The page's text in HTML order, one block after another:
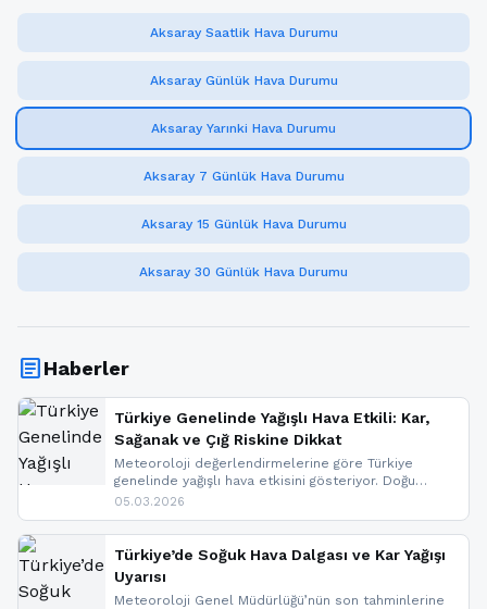
Aksaray Saatlik Hava Durumu
Aksaray Günlük Hava Durumu
Aksaray Yarınki Hava Durumu
Aksaray 7 Günlük Hava Durumu
Aksaray 15 Günlük Hava Durumu
Aksaray 30 Günlük Hava Durumu
articleHaberler
Türkiye Genelinde Yağışlı Hava Etkili: Kar,
Sağanak ve Çığ Riskine Dikkat
Meteoroloji değerlendirmelerine göre Türkiye
genelinde yağışlı hava etkisini gösteriyor. Doğu
bölgelerinde kar yağışı beklenirken Marmara ve
ise çığ tehlikesi bulunuyor. İç kesimlerde sis ve pus
nedeniyle görüş mesafesinde azalma
yaşanabileceği belirtiliyor.
05.03.2026
Türkiye’de Soğuk Hava Dalgası ve Kar Yağışı
Uyarısı
Meteoroloji Genel Müdürlüğü’nün son tahminlerine